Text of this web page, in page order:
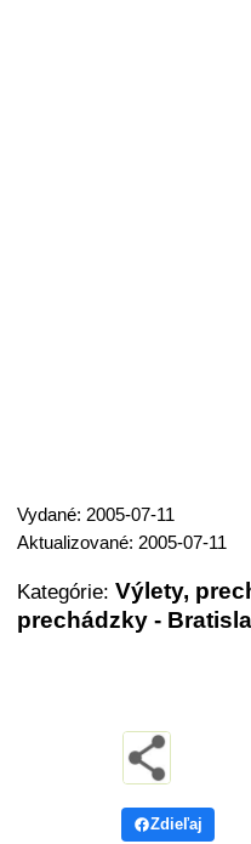
Vydané: 2005-07-11
Aktualizované: 2005-07-11
Kategórie: Výlety,
prechádzky -
Zdieľaj